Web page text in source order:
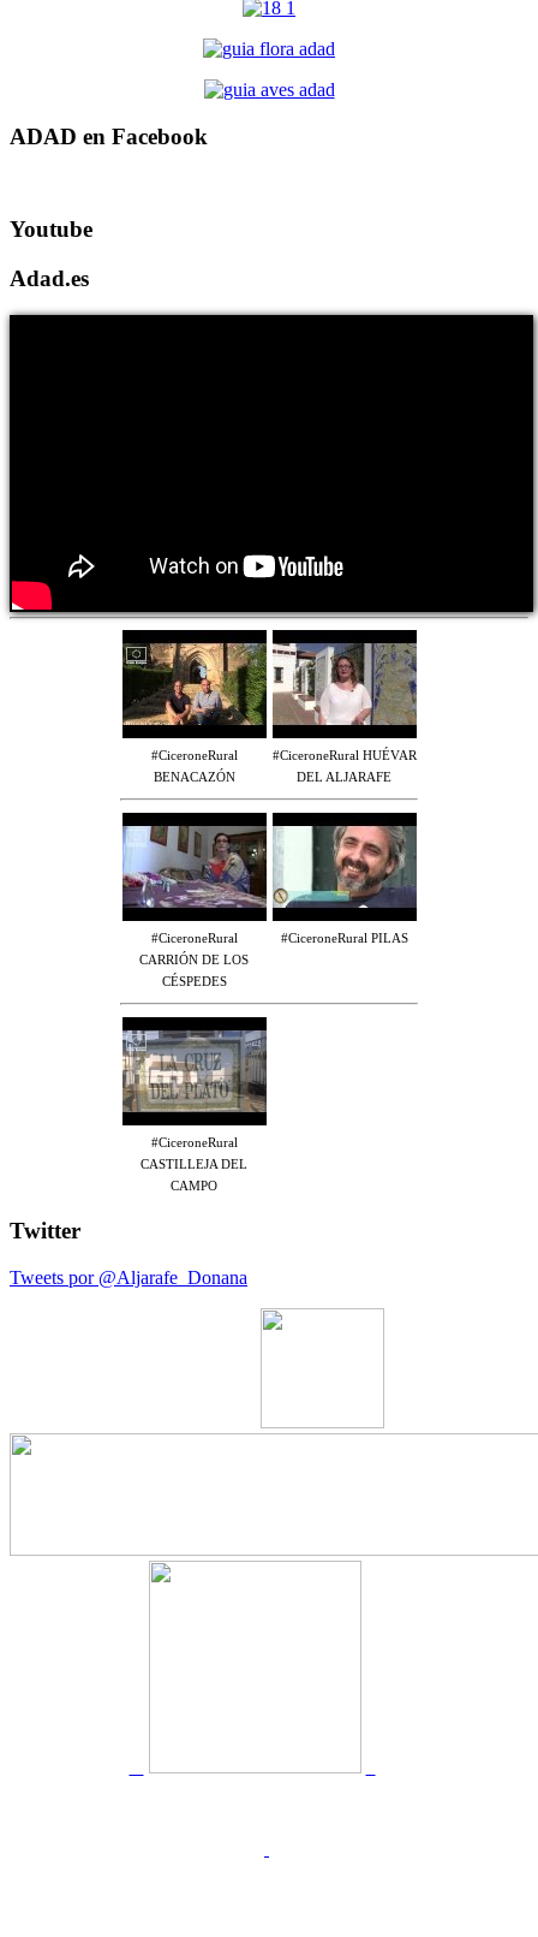
ADAD en Facebook
Youtube
Adad.es
#CiceroneRural
BENACAZÓN
#CiceroneRural HUÉVAR
DEL ALJARAFE
#CiceroneRural
CARRIÓN DE LOS
CÉSPEDES
#CiceroneRural PILAS
#CiceroneRural
CASTILLEJA DEL
CAMPO
Twitter
Tweets por @Aljarafe_Donana